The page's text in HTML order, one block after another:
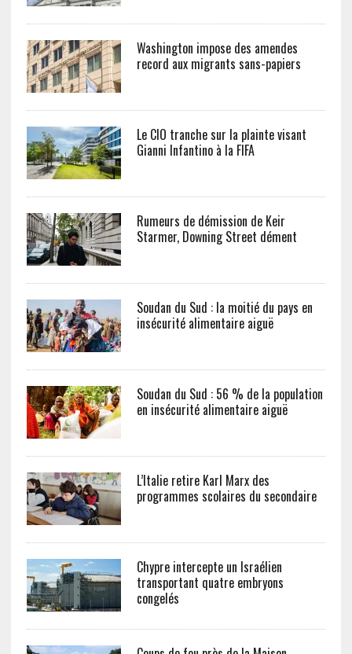
Washington impose des amendes
record aux migrants sans-papiers
Le CIO tranche sur la plainte visant
Gianni Infantino à la FIFA
Rumeurs de démission de Keir
Starmer, Downing Street dément
Soudan du Sud : la moitié du pays en
insécurité alimentaire aiguë
Soudan du Sud : 56 % de la population
en insécurité alimentaire aiguë
L’Italie retire Karl Marx des
programmes scolaires du secondaire
Chypre intercepte un Israélien
transportant quatre embryons
congelés